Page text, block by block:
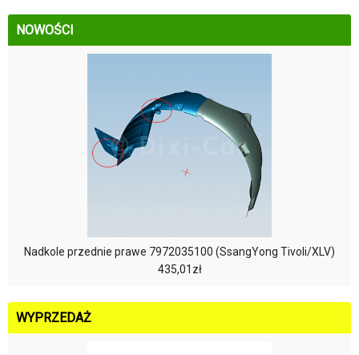
NOWOŚCI
Nadkole przednie prawe 7972035100 (SsangYong Tivoli/XLV)
435,01zł
WYPRZEDAŻ